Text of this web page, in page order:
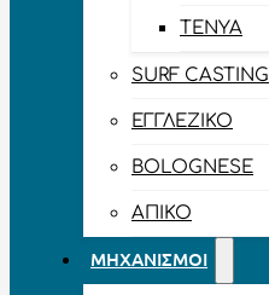
TENYA
SURF CASTING
ΕΓΓΛΈΖΙΚΟ
BOLOGNESE
ΑΠΊΚΟ
ΜΗΧΑΝΙΣΜΟΊ